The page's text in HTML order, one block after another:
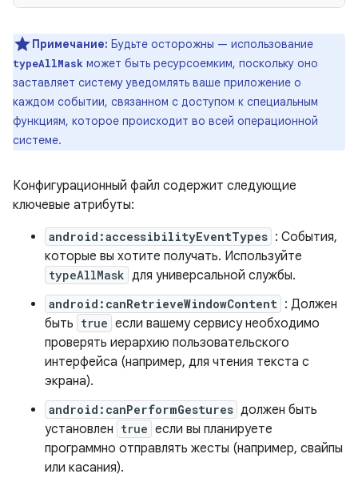
Примечание: Будьте осторожны — использование
typeAllMask может быть ресурсоемким, поскольку оно
заставляет систему уведомлять ваше приложение о
каждом событии, связанном с доступом к специальным
функциям, которое происходит во всей операционной
системе.
Конфигурационный файл содержит следующие
ключевые атрибуты:
android:accessibilityEventTypes : События,
которые вы хотите получать. Используйте
typeAllMask для универсальной службы.
android:canRetrieveWindowContent : Должен
быть true если вашему сервису необходимо
проверять иерархию пользовательского
интерфейса (например, для чтения текста с
экрана).
android:canPerformGestures должен быть
установлен true если вы планируете
программно отправлять жесты (например, свайпы
или касания).